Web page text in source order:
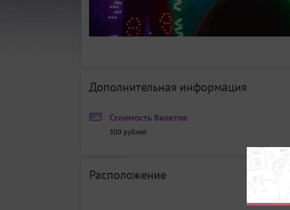
Дополнительная информация
Стоимость билетов
300 рублей
Расположение